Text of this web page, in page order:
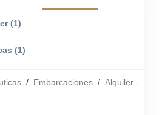
(1)
(1)
/ Embarcaciones / Alquiler -